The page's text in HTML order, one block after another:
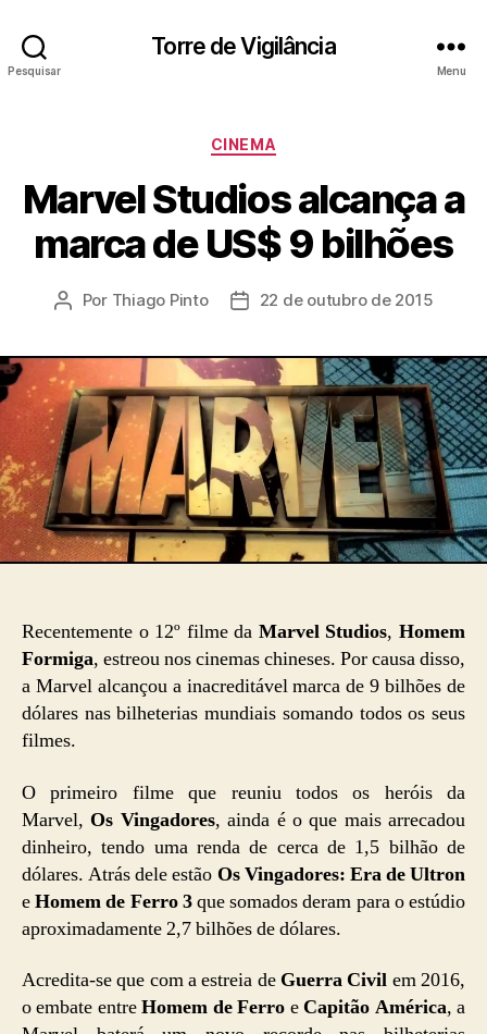
Pesquisar
Torre de Vigilância
Menu
Categorias
CINEMA
Marvel Studios alcança a
marca de US$ 9 bilhões
Autor
Por Thiago Pinto
Data22 de outubro de 2015
Recentemente o 12º filme da Marvel Studios,Homem
Formiga, estreou nos cinemas chineses. Por causa disso,
a Marvel alcançou a inacreditável marca de 9 bilhões de
dólares nas bilheterias mundiais somando todos os seus
filmes.
O primeiro filme que reuniu todos os heróis da
Marvel, Os Vingadores, ainda é o que mais arrecadou
dinheiro, tendo uma renda de cerca de 1,5 bilhão de
dólares. Atrás dele estão Os Vingadores: Era de Ultron
eHomem de Ferro 3que somados deram para o estúdio
aproximadamente 2,7 bilhões de dólares.
Acredita-se que com a estreia de Guerra Civil em 2016,
o embate entreHomem de Ferro e Capitão América, a